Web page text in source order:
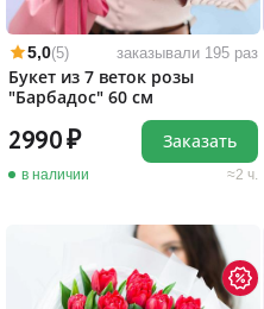
5,0(5) заказывали 195 раз
Букет из 7 веток розы
"Барбадос" 60 см
2990
в наличии 2 ч.
Заказать